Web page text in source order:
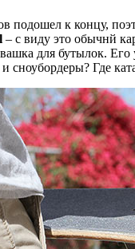
подошел к концу,
– с виду это обычнй
для бутылок. Его
Где